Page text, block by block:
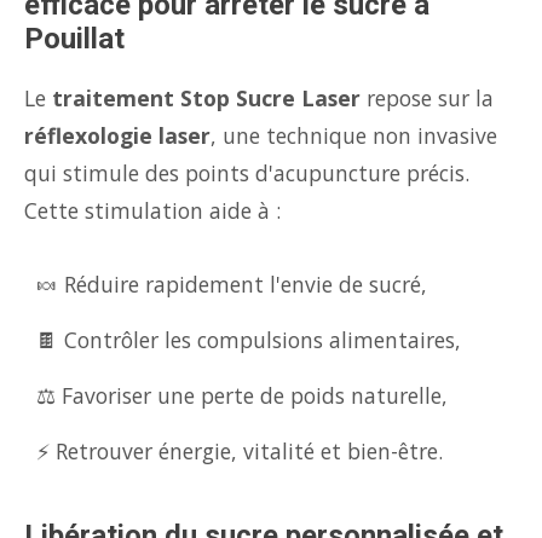
Pouillat
Le traitement Stop Sucre Laser repose sur la
réflexologie laser, une technique non invasive
qui stimule des points d'acupuncture précis.
Cette stimulation aide à :
🍬 Réduire rapidement l'envie de sucré,
🍫 Contrôler les compulsions alimentaires,
⚖️ Favoriser une perte de poids naturelle,
⚡ Retrouver énergie, vitalité et bien-être.